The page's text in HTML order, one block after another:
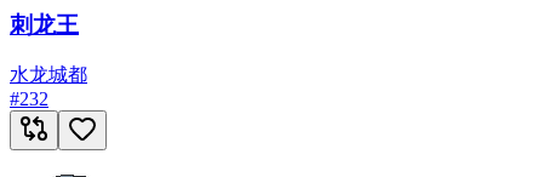
刺龙王
水龙城都
#232